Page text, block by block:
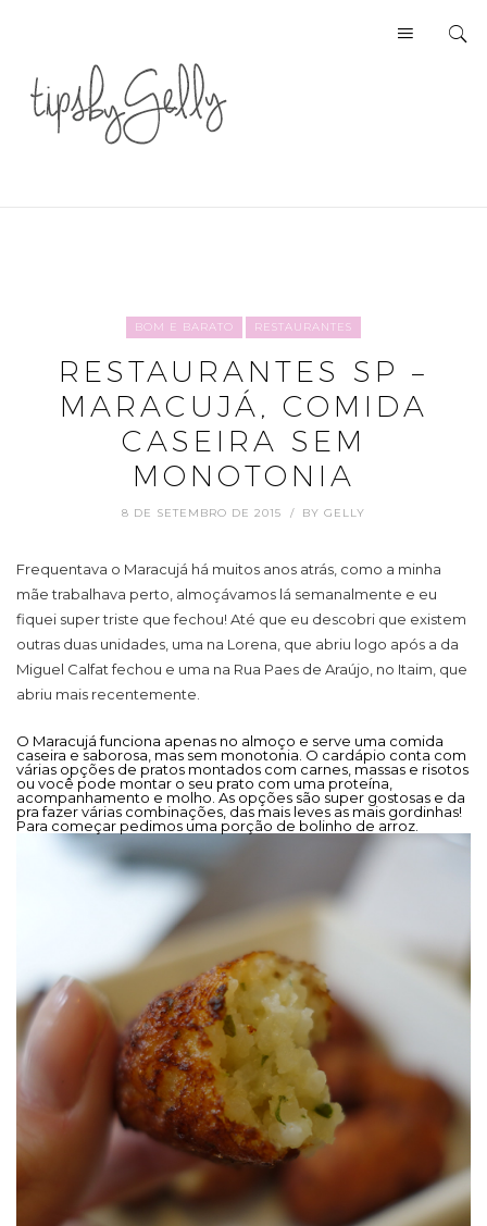
BOM E BARATO RESTAURANTES
RESTAURANTES SP –
MARACUJÁ, COMIDA
CASEIRA SEM
MONOTONIA
8 DE SETEMBRO DE 2015 BY GELLY
Frequentava o Maracujá há muitos anos atrás, como a minha
mãe trabalhava perto, almoçávamos lá semanalmente e eu
fiquei super triste que fechou! Até que eu descobri que existem
outras duas unidades, uma na Lorena, que abriu logo após a da
Miguel Calfat fechou e uma na Rua Paes de Araújo, no Itaim, que
abriu mais recentemente.
O Maracujá funciona apenas no almoço e serve uma comida
caseira e saborosa, mas sem monotonia. O cardápio conta com
várias opções de pratos montados com carnes, massas e risotos
ou você pode montar o seu prato com uma proteína,
acompanhamento e molho. As opções são super gostosas e da
pra fazer várias combinações, das mais leves as mais gordinhas!
Para começar pedimos uma porção de bolinho de arroz.